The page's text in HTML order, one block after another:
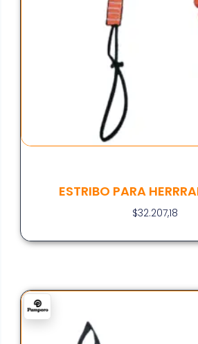
ESTRIBO PARA
$32.207,18